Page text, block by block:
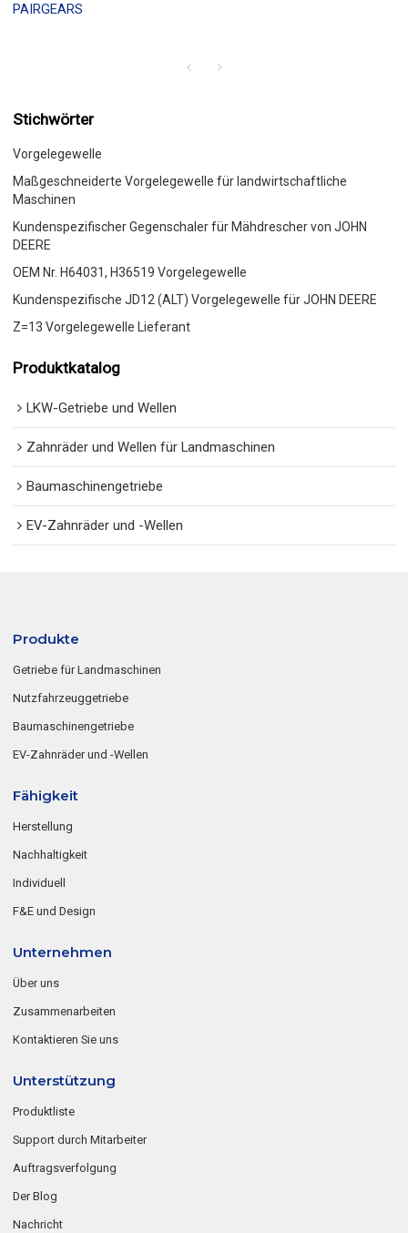
PAIRGEARS
Stichwörter
Vorgelegewelle
Maßgeschneiderte Vorgelegewelle für landwirtschaftliche
Maschinen
Kundenspezifischer Gegenschaler für Mähdrescher von JOHN
DEERE
OEM Nr. H64031, H36519 Vorgelegewelle
Kundenspezifische JD12 (ALT) Vorgelegewelle für JOHN DEERE
Z=13 Vorgelegewelle Lieferant
Produktkatalog
LKW-Getriebe und Wellen
Zahnräder und Wellen für Landmaschinen
Baumaschinengetriebe
EV-Zahnräder und -Wellen
Produkte
Getriebe für Landmaschinen
Nutzfahrzeuggetriebe
Baumaschinengetriebe
EV-Zahnräder und -Wellen
Fähigkeit
Herstellung
Nachhaltigkeit
Individuell
F&E und Design
Unternehmen
Über uns
Zusammenarbeiten
Kontaktieren Sie uns
Unterstützung
Produktliste
Support durch Mitarbeiter
Auftragsverfolgung
Der Blog
Nachricht